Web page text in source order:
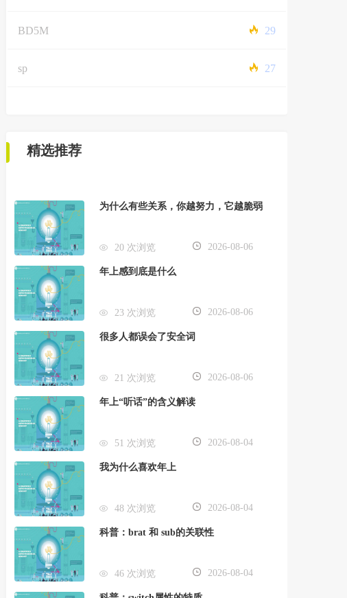
BD5M 29
sp 27
精选推荐
为什么有些关系，你越努力，它越脆弱
20 次浏览 2026-08-06
年上感到底是什么
23 次浏览 2026-08-06
很多人都误会了安全词
21 次浏览 2026-08-06
年上“听话”的含义解读
51 次浏览 2026-08-04
我为什么喜欢年上
48 次浏览 2026-08-04
科普：brat 和 sub的关联性
46 次浏览 2026-08-04